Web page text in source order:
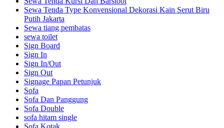
Sewa Tenda Type Konvensional Dekorasi Kain Serut Biru
Putih Jakarta
Sewa tiang pembatas
sewa toilet
Sign Board
Sign In
Sign In/Out
Sign Out
Signage Papan Petunjuk
Sofa
Sofa Dan Panggung
Sofa Double
sofa hitam single
Sofa Kotak